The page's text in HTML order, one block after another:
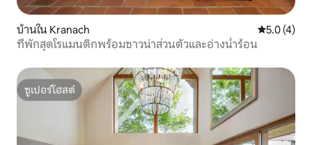
บ้านใน Kranach คะแนนเฉลี่
5.0 (4)
ที่พักสุดโรแมนติกพร้อมซาวน่าส่วนตัวและอ่างน้ำร้อน
ซูเปอร์โฮสต์
ซูเปอร์โฮสต์